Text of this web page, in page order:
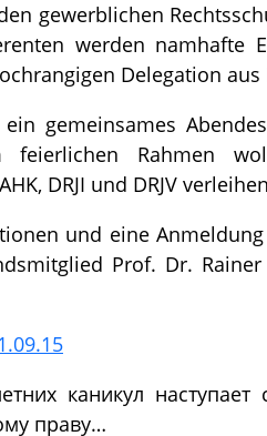
gewerblichen
werden
Delegation aus
gemeinsames
feierlichen Rahmen
DRJI und DRJV
und eine
Prof. Dr. Rainer
каникул
праву…